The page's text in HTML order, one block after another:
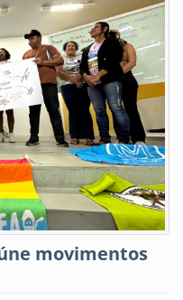
movimentos